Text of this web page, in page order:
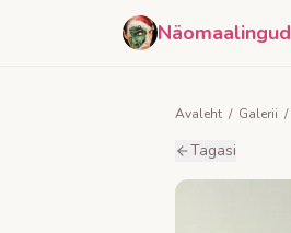
Näomaalingud
Avaleht / Galerii /
Tagasi